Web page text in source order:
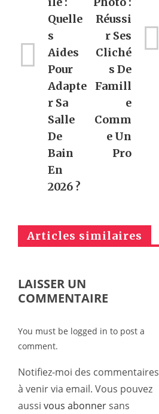
Quelle
S
Aides
Pour
Adapte
R Sa
Salle
De
Bain
En
2026 ?
Réussi
R Ses
Cliché
S De
Famill
E
Comm
E Un
Pro
Articles similaires
LAISSER UN
COMMENTAIRE
You must be logged in to post a
comment.
Notifiez-moi des commentaires
à venir via email. Vous pouvez
aussi vous abonnersans